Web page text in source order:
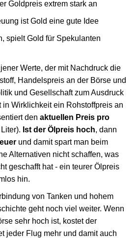
Goldpreis extrem stark an
ist Gold eine gute Idee
spielt Gold für Spekulanten
Werte, der mit Nachdruck die
Handelspreis an der Börse und
und Gesellschaft zum Ausdruck
in Wirklichkeit ein Rohstoffpreis an
den aktuellen Preis pro
Ist der Ölpreis hoch, dann
und damit spart man beim
Alternativen nicht schaffen, was
geschafft hat - ein teurer Ölpreis
hin.
von Tanken und hohem
geht noch viel weiter. Wenn
sehr hoch ist, kostet der
jeder Flug mehr und damit auch